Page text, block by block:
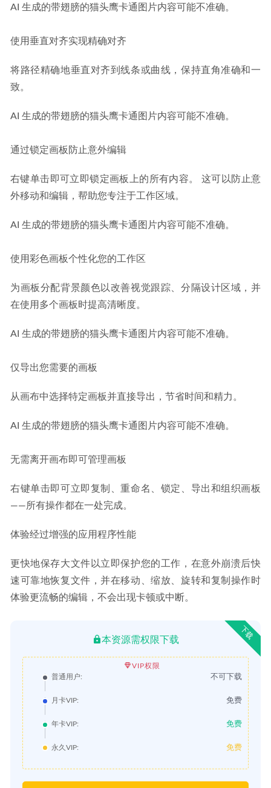
AI 生成的带翅膀的猫头鹰卡通图片内容可能不准确。
使用垂直对齐实现精确对齐
将路径精确地垂直对齐到线条或曲线，保持直角准确和一
致。
AI 生成的带翅膀的猫头鹰卡通图片内容可能不准确。
通过锁定画板防止意外编辑
右键单击即可立即锁定画板上的所有内容。 这可以防止意
外移动和编辑，帮助您专注于工作区域。
AI 生成的带翅膀的猫头鹰卡通图片内容可能不准确。
使用彩色画板个性化您的工作区
为画板分配背景颜色以改善视觉跟踪、分隔设计区域，并
在使用多个画板时提高清晰度。
AI 生成的带翅膀的猫头鹰卡通图片内容可能不准确。
仅导出您需要的画板
从画布中选择特定画板并直接导出，节省时间和精力。
AI 生成的带翅膀的猫头鹰卡通图片内容可能不准确。
无需离开画布即可管理画板
右键单击即可立即复制、重命名、锁定、导出和组织画板
——所有操作都在一处完成。
体验经过增强的应用程序性能
更快地保存大文件以立即保护您的工作，在意外崩溃后快
速可靠地恢复文件，并在移动、缩放、旋转和复制操作时
体验更流畅的编辑，不会出现卡顿或中断。
下载
本资源需权限下载
VIP权限
普通用户:
不可下载
月卡VIP: 免费
年卡VIP: 免费
永久VIP: 免费